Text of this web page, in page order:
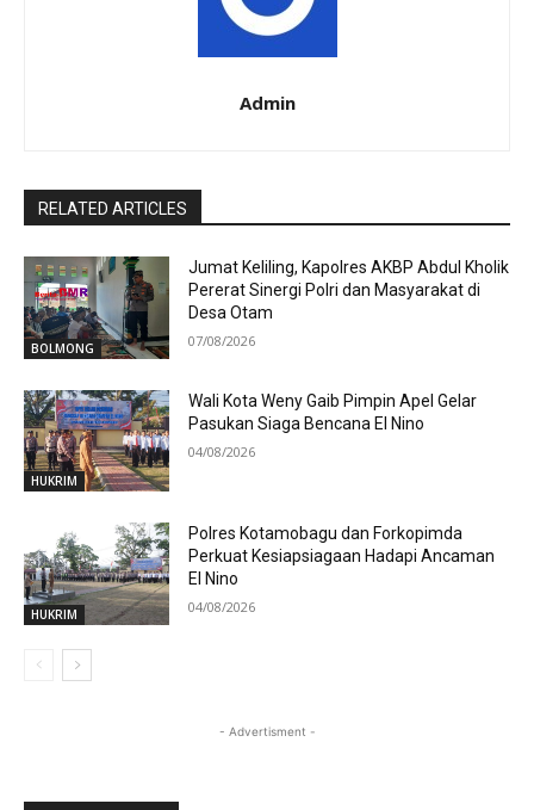
Admin
RELATED ARTICLES
BOLMONG
Jumat Keliling, Kapolres AKBP Abdul Kholik
Pererat Sinergi Polri dan Masyarakat di
Desa Otam
07/08/2026
HUKRIM
Wali Kota Weny Gaib Pimpin Apel Gelar
Pasukan Siaga Bencana El Nino
04/08/2026
HUKRIM
Polres Kotamobagu dan Forkopimda
Perkuat Kesiapsiagaan Hadapi Ancaman
El Nino
04/08/2026
- Advertisment -